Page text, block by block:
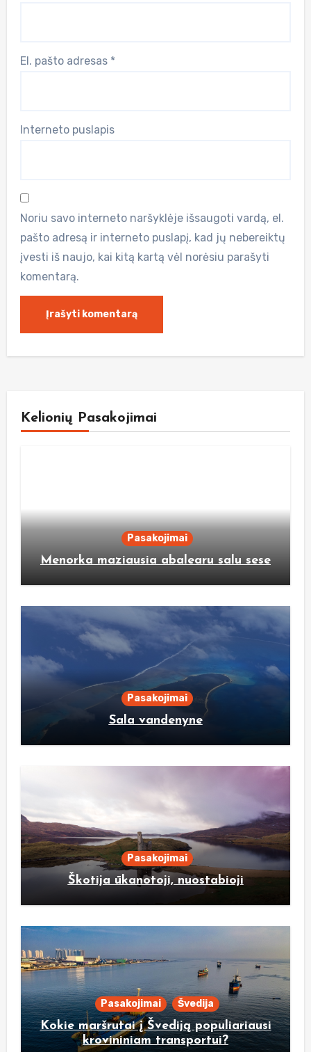
El. pašto adresas *
Interneto puslapis
Noriu savo interneto naršyklėje išsaugoti vardą, el.
pašto adresą ir interneto puslapį, kad jų nebereiktų
įvesti iš naujo, kai kitą kartą vėl norėsiu parašyti
komentarą.
Kelionių Pasakojimai
Pasakojimai
Menorka maziausia abalearu salu sese
Pasakojimai
Sala vandenyne
Pasakojimai
Škotija ūkanotoji, nuostabioji
Pasakojimai Švedija
Kokie maršrutai į Švediją populiariausi
krovininiam transportui?